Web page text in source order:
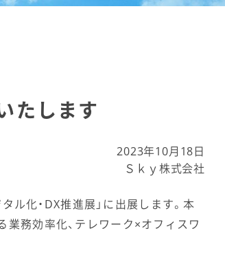
たします
2023年10月18日
Ｓｋｙ株式会社
ル化・DX推進展」に出展します。本
業務効率化、テレワーク×オフィスワ